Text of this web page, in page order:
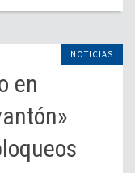
NOTICIAS
en